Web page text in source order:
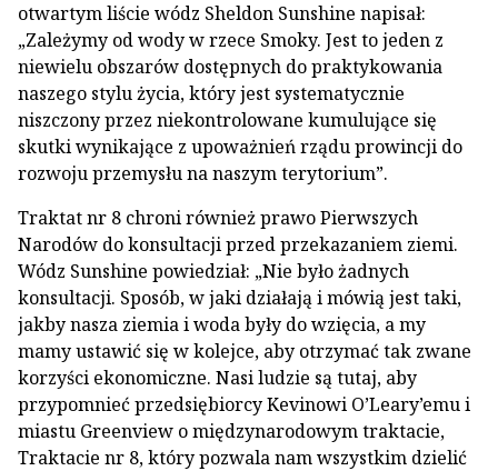
otwartym liście wódz Sheldon Sunshine napisał:
„Zależymy od wody w rzece Smoky. Jest to jeden z
niewielu obszarów dostępnych do praktykowania
naszego stylu życia, który jest systematycznie
niszczony przez niekontrolowane kumulujące się
skutki wynikające z upoważnień rządu prowincji do
rozwoju przemysłu na naszym terytorium”.
Traktat nr 8 chroni również prawo Pierwszych
Narodów do konsultacji przed przekazaniem ziemi.
Wódz Sunshine powiedział: „Nie było żadnych
konsultacji. Sposób, w jaki działają i mówią jest taki,
jakby nasza ziemia i woda były do wzięcia, a my
mamy ustawić się w kolejce, aby otrzymać tak zwane
korzyści ekonomiczne. Nasi ludzie są tutaj, aby
przypomnieć przedsiębiorcy Kevinowi O’Leary’emu i
miastu Greenview o międzynarodowym traktacie,
Traktacie nr 8, który pozwala nam wszystkim dzielić